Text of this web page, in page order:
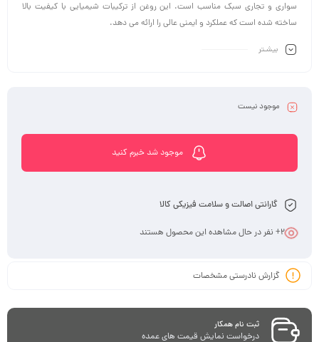
سواری و تجاری سبک مناسب است. این روغن از ترکیبات شیمیایی با کیفیت بالا
ساخته شده است که عملکرد و ایمنی عالی را ارائه می دهد.
بیشـتر
موجود نیست
موجود شد خبرم کنید
گارانتی اصالت و سلامت فیزیکی کالا
2+ نفر در حال مشاهده این محصول هستند
گزارش نادرستی مشخصات
ثبت نام همکار
درخواست نمایش قیمت های عمده